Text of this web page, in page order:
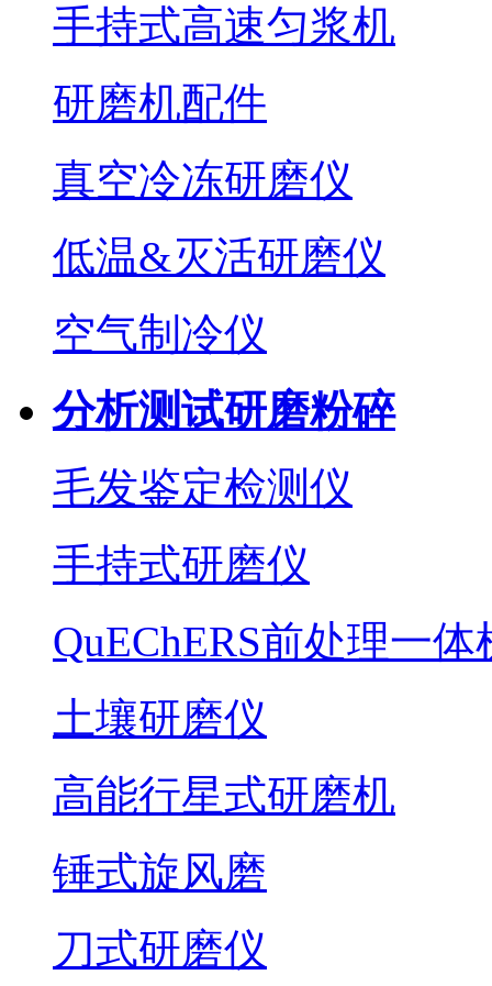
手持式高速匀浆机
研磨机配件
真空冷冻研磨仪
低温&灭活研磨仪
空气制冷仪
分析测试研磨粉碎
毛发鉴定检测仪
手持式研磨仪
QuEChERS前处理一体
土壤研磨仪
高能行星式研磨机
锤式旋风磨
刀式研磨仪